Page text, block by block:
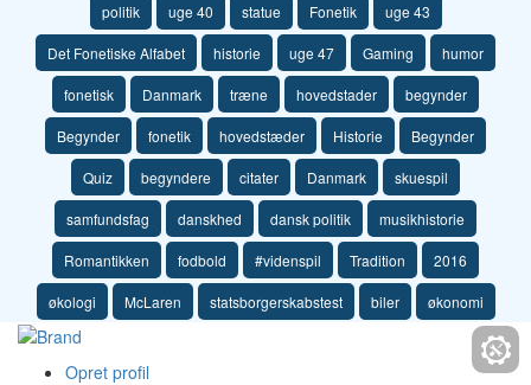
politik uge 40 statue Fonetik uge 43
Det Fonetiske Alfabet historie uge 47 Gaming humor
fonetisk Danmark træne hovedstader begynder
Begynder fonetik hovedstæder Historie Begynder
Quiz begyndere citater Danmark skuespil
samfundsfag danskhed dansk politik musikhistorie
Romantikken fodbold #videnspil Tradition 2016
økologi McLaren statsborgerskabstest biler økonomi
Opret profil